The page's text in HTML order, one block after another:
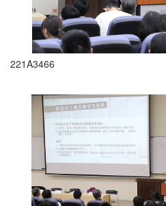
221A3466